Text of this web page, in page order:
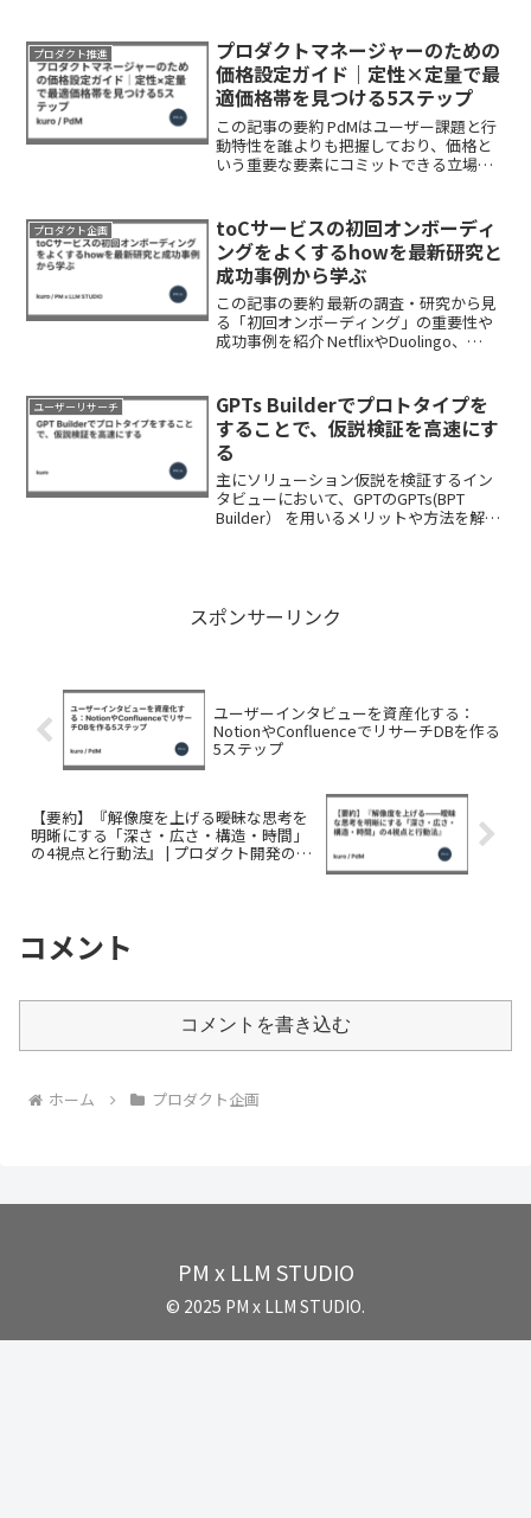
定量データと定性...
プロダクト推進
プロダクトマネージャーのための
価格設定ガイド｜定性×定量で最
適価格帯を見つける5ステップ
この記事の要約 PdMはユーザー課題と行
動特性を誰よりも把握しており、価格と
いう重要な要素にコミットできる立場に
定 インタビューで価格に対する心理的反
応を探り、PSM分...
プロダクト企画
toCサービスの初回オンボーディ
ングをよくするhowを最新研究と
成功事例から学ぶ
この記事の要約 最新の調査・研究から見
る「初回オンボーディング」の重要性や
成功事例を紹介 NetflixやDuolingo、
は、toCサービスにおいて「最初...
ユーザーリサーチ
GPTs Builderでプロトタイプを
することで、仮説検証を高速にす
る
主にソリューション仮説を検証するイン
タビューにおいて、GPTのGPTs(BPT
Builder） を用いるメリットや方法を解説
スポンサーリンク
ユーザーインタビューを資産化する：
NotionやConfluenceでリサーチDBを作る
5ステップ
【要約】『解像度を上げる――曖昧な思考を
明晰にする「深さ・広さ・構造・時間」
の4視点と行動法』 | プロダクト開発の手
コメント
コメントを書き込む
ホーム プロダクト企画
PM x LLM STUDIO
© 2025 PM x LLM STUDIO.